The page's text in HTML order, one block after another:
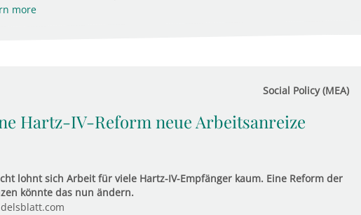
more
Social Policy (MEA)
Hartz-IV-Reform neue Arbeitsanreize
lohnt sich Arbeit für viele Hartz-IV-Empfänger kaum. Eine Reform der
könnte das nun ändern.